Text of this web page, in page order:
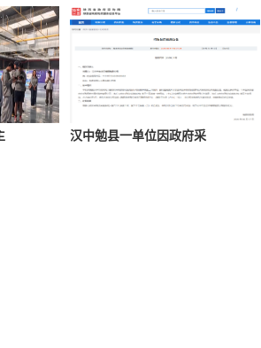
汉中勉县一单位因政府采